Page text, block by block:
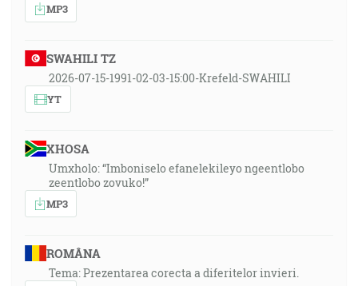
MP3
SWAHILI TZ
2026-07-15-1991-02-03-15:00-Krefeld-SWAHILI
YT
XHOSA
Umxholo: “Imboniselo efanelekileyo ngeentlobo
zeentlobo zovuko!”
MP3
ROMÂNA
Tema: Prezentarea corecta a diferitelor invieri.